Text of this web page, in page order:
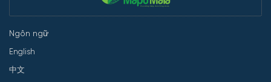
Ngôn ngữ
English
中文